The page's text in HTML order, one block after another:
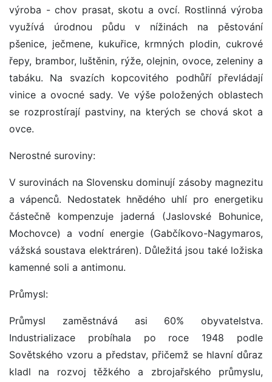
výroba - chov prasat, skotu a ovcí. Rostlinná výroba
využívá úrodnou půdu v nížinách na pěstování
pšenice, ječmene, kukuřice, krmných plodin, cukrové
řepy, brambor, luštěnin, rýže, olejnin, ovoce, zeleniny a
tabáku. Na svazích kopcovitého podhůří převládají
vinice a ovocné sady. Ve výše položených oblastech
se rozprostírají pastviny, na kterých se chová skot a
ovce.
Nerostné suroviny:
V surovinách na Slovensku dominují zásoby magnezitu
a vápenců. Nedostatek hnědého uhlí pro energetiku
částečně kompenzuje jaderná (Jaslovské Bohunice,
Mochovce) a vodní energie (Gabčíkovo-Nagymaros,
vážská soustava elektráren). Důležitá jsou také ložiska
kamenné soli a antimonu.
Průmysl:
Průmysl zaměstnává asi 60% obyvatelstva.
Industrializace probíhala po roce 1948 podle
Sovětského vzoru a představ, přičemž se hlavní důraz
kladl na rozvoj těžkého a zbrojařského průmyslu,